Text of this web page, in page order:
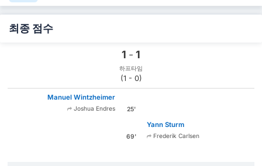
최종 점수
1 - 1
하프타임
(1 - 0)
Manuel Wintzheimer
Joshua Endres 25'
69'
Yann Sturm
Frederik Carlsen